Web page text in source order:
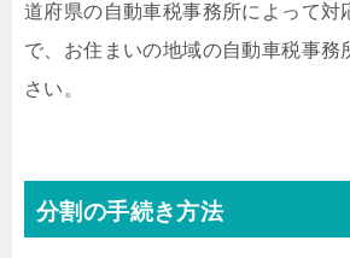
道府県の自動車税事務所によって対
で、お住まいの地域の自動車税事務
さい。
分割の手続き方法